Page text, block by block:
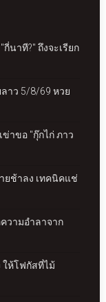
นาที?" ถึงจะเรียก
าว 5/8/69 หวย
าขอ "กุ๊กไก่ ภาว
ยช้าลง เทคนิคแช่
วามอำลาจาก
ให้โฟกัสที่ไม้